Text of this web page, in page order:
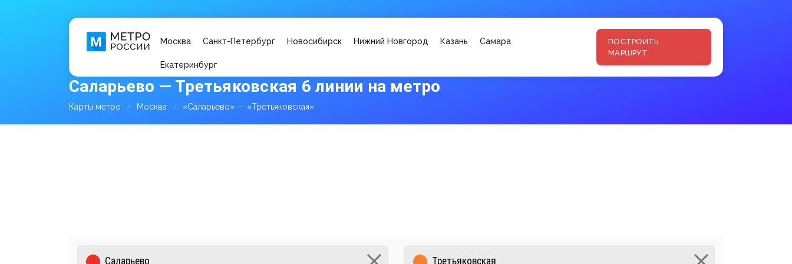
Москва Санкт-Петербург Новосибирск Нижний Новгород Казань Самара
Екатеринбург
ПОСТРОИТЬ
МАРШРУТ
Саларьево — Третьяковская 6 линии на метро
Карты метро Москва «Саларьево» — «Третьяковская»